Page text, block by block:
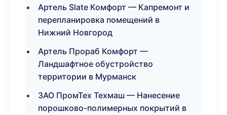
Артель Slate Комфорт — Капремонт и
перепланировка помещений в
Нижний Новгород
Артель Прораб Комфорт —
Ландшафтное обустройство
территории в Мурманск
ЗАО ПромТех Техмаш — Нанесение
порошково-полимерных покрытий в